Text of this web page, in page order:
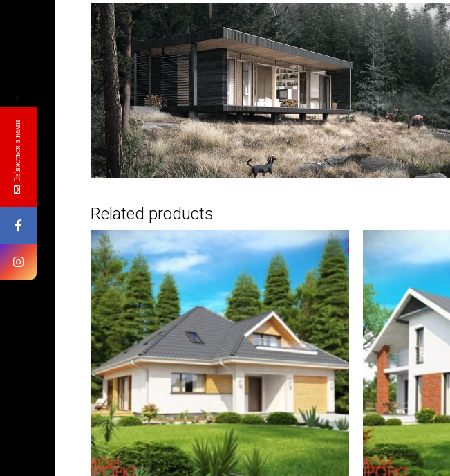
БУДІВНИЦТВО БУДИНКІВ
З
АББ”ТВІЙ ПРОЕКТ”
Замовити будівництво
Related products
←
Зв'яжіться з нами